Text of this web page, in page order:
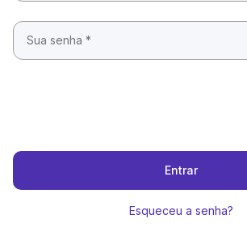
Entrar
Esqueceu a senha?